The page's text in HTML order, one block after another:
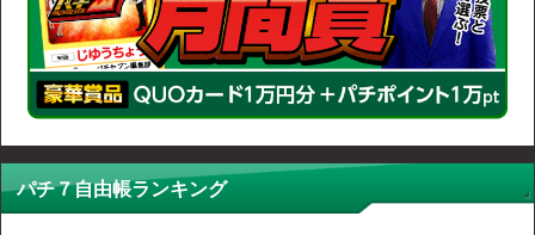
パチ７自由帳ランキング